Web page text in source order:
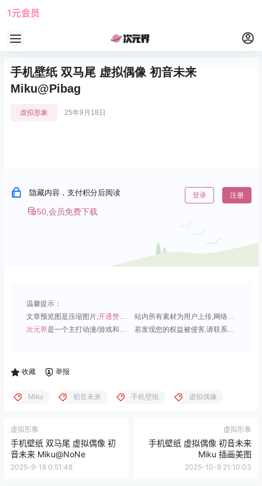
1元会员
手机壁纸 双马尾 虚拟偶像 初音未来
Miku@Pibag
虚拟形象 25年9月18日
隐藏内容，支付积分后阅读
50,会员免费下载
登录 注册
温馨提示：
文章预览图是压缩图片,开通赞助会员 可免费下载超清原图;
站内所有素材为用户上传,网络分享或原创,请勿用于商业用途;
次元界是一个主打动漫/游戏和虚拟偶像角色的插画壁纸平台; 若发现您的权益被侵害,请联系QQ1815919191,我们尽快处理.
收藏 举报
Miku 初音未来 手机壁纸 虚拟偶像
虚拟形象
手机壁纸 双马尾 虚拟偶像 初
音未来 Miku@NoNe
2025-9-18 0:51:48
虚拟形象
手机壁纸 虚拟偶像 初音未来
Miku 插画美图
2025-10-9 21:10:03